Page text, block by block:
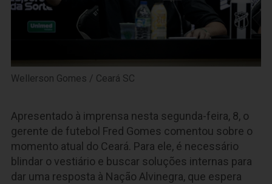
Wellerson Gomes / Ceará SC
Apresentado à imprensa nesta segunda-feira, 8, o
gerente de futebol Fred Gomes comentou sobre o
momento atual do Ceará. Para ele, é necessário
blindar o vestiário e buscar soluções internas para
dar uma resposta à Nação Alvinegra, que espera